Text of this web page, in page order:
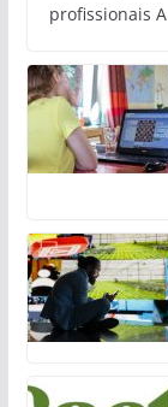
profissionais A